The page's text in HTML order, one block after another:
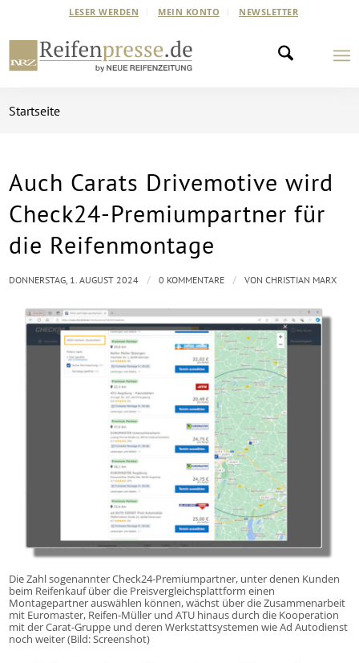
LESER WERDEN MEIN KONTO NEWSLETTER
Startseite
Auch Carats Drivemotive wird
Check24-Premiumpartner für
die Reifenmontage
Die Zahl sogenannter Check24-Premiumpartner, unter denen Kunden
beim Reifenkauf über die Preisvergleichsplattform einen
Montagepartner auswählen können, wächst über die Zusammenarbeit
mit Euromaster, Reifen-Müller und ATU hinaus durch die Kooperation
mit der Carat-Gruppe und deren Werkstattsystemen wie Ad Autodienst
noch weiter (Bild: Screenshot)
DONNERSTAG, 1. AUGUST 2024 / 0 KOMMENTARE / VONCHRISTIAN MARX